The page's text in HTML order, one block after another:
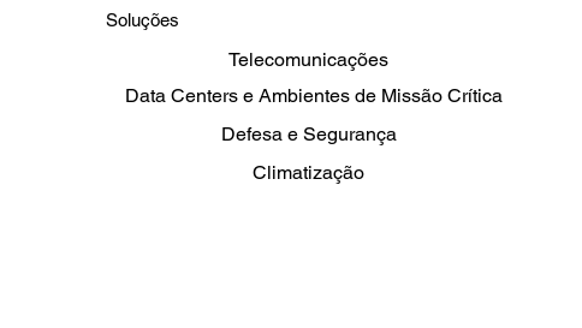
Soluções
Telecomunicações
Data Centers e Ambientes de Missão Crítica
Defesa e Segurança
Climatização